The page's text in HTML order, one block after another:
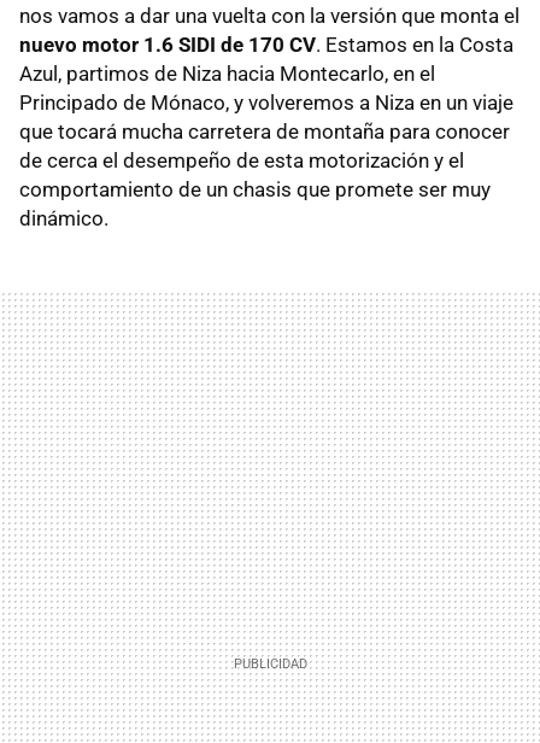
nos vamos a dar una vuelta con la versión que monta el
nuevo motor 1.6 SIDI de 170 CV. Estamos en la Costa
Azul, partimos de Niza hacia Montecarlo, en el
Principado de Mónaco, y volveremos a Niza en un viaje
que tocará mucha carretera de montaña para conocer
de cerca el desempeño de esta motorización y el
comportamiento de un chasis que promete ser muy
dinámico.